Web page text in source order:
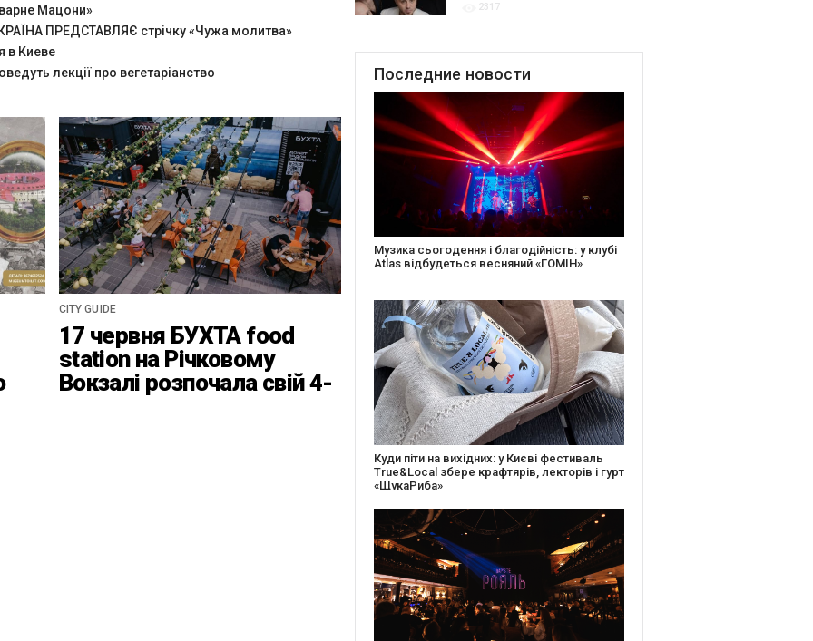
Мацони»
ПРЕДСТАВЛЯЄ стрічку «Чужа молитва»
в Киеве
лекції про вегетаріанство
CITY GUIDE
17 червня БУХТА food
station на Річковому
Вокзалі розпочала свій 4-
для привітання молодят
2317
Последние новости
Створіть святкову листівку та допоможіть
стареньким: майстер-клас від БФ «Юлині
27 років музичної історії: Caribbean Club
відсвяткує День Народження серією
благодійних подій